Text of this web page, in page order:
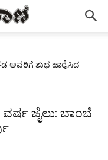
ಅವರಿಗೆ ಶುಭ ಹಾರೈಸಿದ
ಜೈಲು: ಬಾಂಬೆ